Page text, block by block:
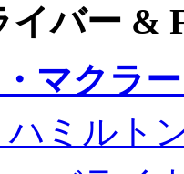
イバー &
マクラ
ハミルト